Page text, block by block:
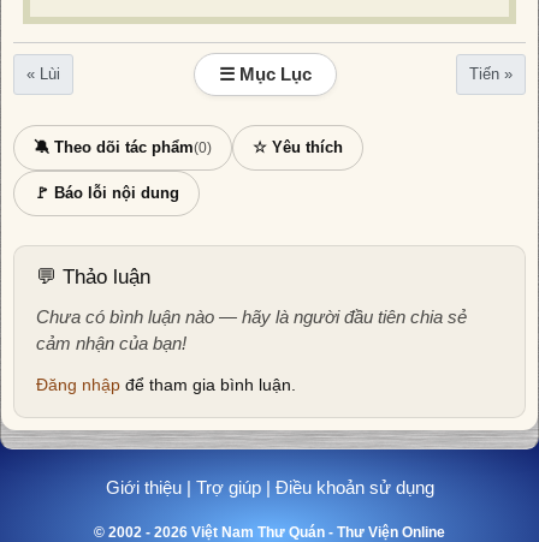
« Lùi ☰ Mục Lục Tiến »
🔕 Theo dõi tác phẩm(0) ☆ Yêu thích
🚩 Báo lỗi nội dung
💬 Thảo luận
Chưa có bình luận nào — hãy là người đầu tiên chia sẻ
cảm nhận của bạn!
Đăng nhập để tham gia bình luận.
Giới thiệu| Trợ giúp| Điều khoản sử dụng
© 2002 - 2026 Việt Nam Thư Quán - Thư Viện Online